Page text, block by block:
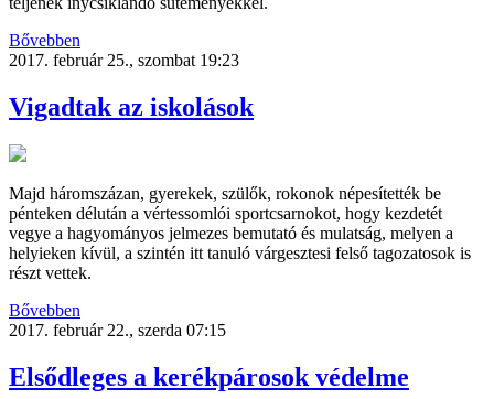
Bővebben
2017. február 25., szombat 19:23
Vigadtak az iskolások
Majd háromszázan, gyerekek, szülők, rokonok népesítették be
pénteken délután a vértessomlói sportcsarnokot, hogy kezdetét
vegye a hagyományos jelmezes bemutató és mulatság, melyen a
helyieken kívül, a szintén itt tanuló várgesztesi felső tagozatosok is
részt vettek.
Bővebben
2017. február 22., szerda 07:15
Elsődleges a kerékpárosok védelme